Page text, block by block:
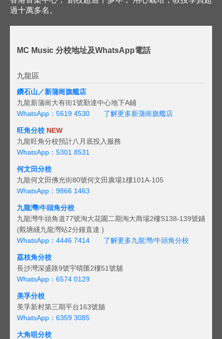
過十萬多名。
MC Music 分校地址及WhatsApp電話
九龍區
鑽石山／新蒲崗旗艦店
九龍新蒲崗大有街1號勤達中心地下A鋪
WhatsApp：5619 4530
了解更多新蒲崗旗艦店
旺角分校 NEW
九龍旺角分校預計八月底投入服務
WhatsApp：5301 8531
何文田分校
九龍何文田佛光街80號何文田廣場1樓101A-105
WhatsApp：9866 1463
九龍灣/牛頭角分校
九龍灣牛頭角道77號淘大花園二期淘大商場2樓S138-139號鋪
(觀塘綫九龍灣站2分鐘直達 )
WhatsApp：4446 7414
了解更多九龍灣/牛頭角分校
荔枝角分校
長沙灣深盛路9號宇晴匯2樓51號舖
WhatsApp：6574 0129
美孚分校
美孚新村第三期平台163號舖
WhatsApp：6359 3085
大角咀分校